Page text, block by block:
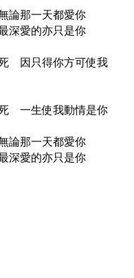
論那一天都愛你
愛的亦只是你
因只得你方可使我
一生使我動情是你
論那一天都愛你
愛的亦只是你